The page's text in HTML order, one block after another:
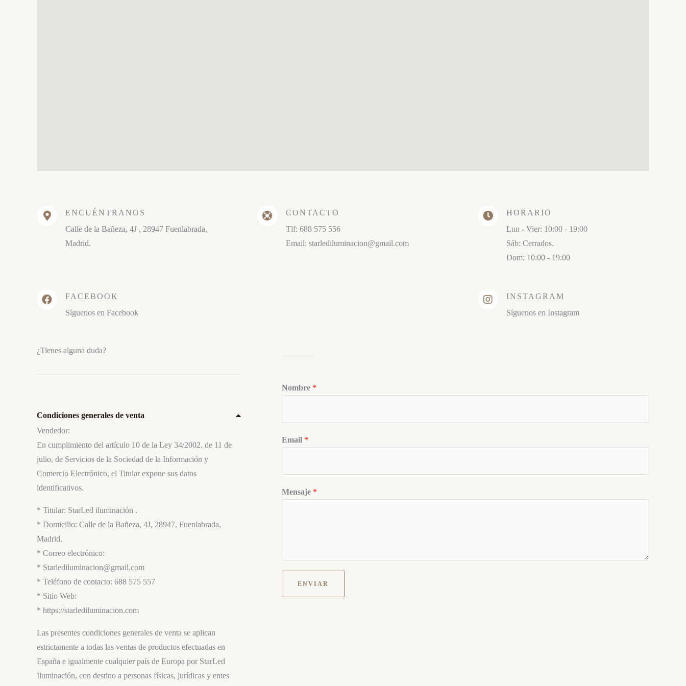
ENCUÉNTRANOS
Calle de la Bañeza, 4J , 28947 Fuenlabrada,
Madrid.
CONTACTO
Tlf: 688 575 556
Email: starlediluminacion@gmail.com
HORARIO
Lun - Vier: 10:00 - 19:00
Sáb: Cerrados.
Dom: 10:00 - 19:00
FACEBOOK
Síguenos en Facebook
INSTAGRAM
Síguenos en Instagram
¿Tienes alguna duda?
Condiciones generales de venta
Vendedor:
En cumplimiento del artículo 10 de la Ley 34/2002, de 11 de
julio, de Servicios de la Sociedad de la Información y
Comercio Electrónico, el Titular expone sus datos
identificativos.
* Titular: StarLed iluminación .
* Domicilio: Calle de la Bañeza, 4J, 28947, Fuenlabrada,
Madrid.
* Correo electrónico:
* Starlediluminacion@gmail.com
* Teléfono de contacto: 688 575 557
* Sitio Web:
* https://starlediluminacion.com
Las presentes condiciones generales de venta se aplican
estrictamente a todas las ventas de productos efectuadas en
España e igualmente cualquier país de Europa por StarLed
Iluminación, con destino a personas físicas, jurídicas y entes
Nombre *
Email *
Mensaje *
ENVIAR